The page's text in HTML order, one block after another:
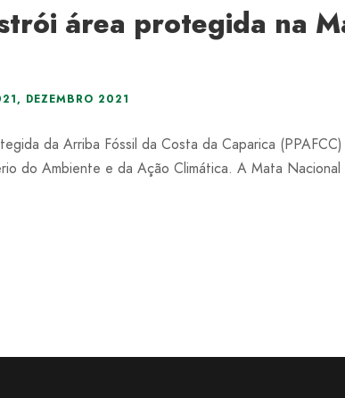
área protegida na
, DEZEMBRO 2021
da Arriba Fóssil da Costa da Caparica
do Ambiente e da Ação Climática. A Mata